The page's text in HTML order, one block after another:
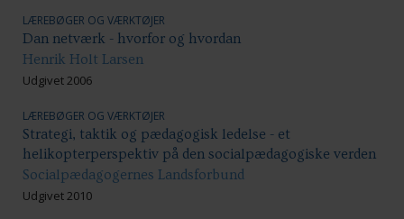
LÆREBØGER OG VÆRKTØJER
Dan netværk - hvorfor og hvordan
Henrik Holt Larsen
Udgivet 2006
LÆREBØGER OG VÆRKTØJER
Strategi, taktik og pædagogisk ledelse - et
helikopterperspektiv på den socialpædagogiske verden
Socialpædagogernes Landsforbund
Udgivet 2010